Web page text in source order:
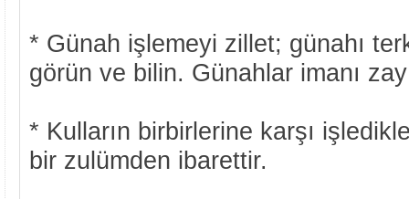
* Günah işlemeyi zillet; günahı
görün ve bilin. Günahlar imanı
* Kulların birbirlerine karşı
bir zulümden ibarettir.